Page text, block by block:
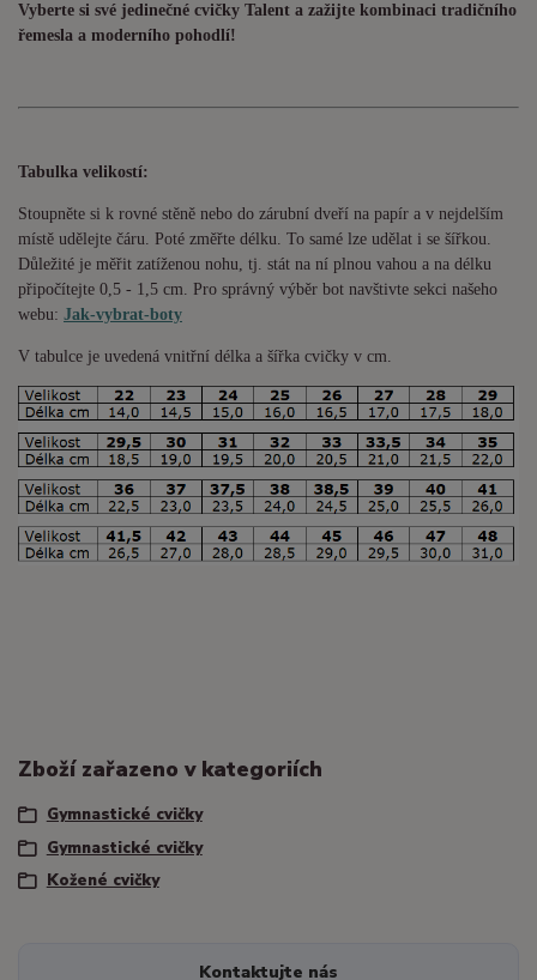
Vyberte si své jedinečné cvičky Talent a zažijte kombinaci tradičního
řemesla a moderního pohodlí!
Tabulka velikostí:
Stoupněte si k rovné stěně nebo do zárubní dveří na papír a v nejdelším
místě udělejte čáru. Poté změřte délku. To samé lze udělat i se šířkou.
Důležité je měřit zatíženou nohu, tj. stát na ní plnou vahou a na délku
připočítejte 0,5 - 1,5 cm. Pro správný výběr bot navštivte sekci našeho
webu: Jak-vybrat-boty
V tabulce je uvedená vnitřní délka a šířka cvičky v cm.
Zboží zařazeno v kategoriích
Gymnastické cvičky
Gymnastické cvičky
Kožené cvičky
Kontaktujte nás